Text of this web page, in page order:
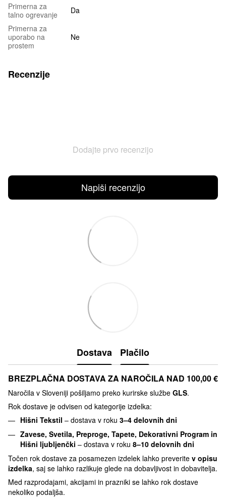
Primerna za
talno ogrevanje
Da
Primerna za
uporabo na
prostem
Ne
Recenzije
Dodajte prvo recenzijo
Napiši recenzijo
Dostava Plačilo
BREZPLAČNA DOSTAVA ZA NAROČILA NAD 100,00 €
Naročila v Sloveniji pošiljamo preko kurirske službe GLS.
Rok dostave je odvisen od kategorije izdelka:
Hišni Tekstil – dostava v roku 3–4 delovnih dni
Zavese, Svetila, Preproge, Tapete, Dekorativni Program in
Hišni ljubljenčki – dostava v roku 8–10 delovnih dni
Točen rok dostave za posamezen izdelek lahko preverite v opisu
izdelka, saj se lahko razlikuje glede na dobavljivost in dobavitelja.
Med razprodajami, akcijami in prazniki se lahko rok dostave
nekoliko podaljša.